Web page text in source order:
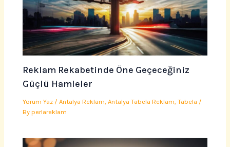
Reklam Rekabetinde Öne Geçeceğiniz
Güçlü Hamleler
Yorum Yaz /Antalya Reklam ,Antalya Tabela Reklam ,Tabela /
Byperlareklam